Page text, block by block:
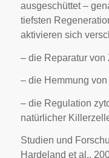
ausgeschüttet –
tiefsten
aktivieren sich
– die Reparatur von
– die Hemmung
– die Regulation
natürlicher
Studien und
Hardeland et al.,